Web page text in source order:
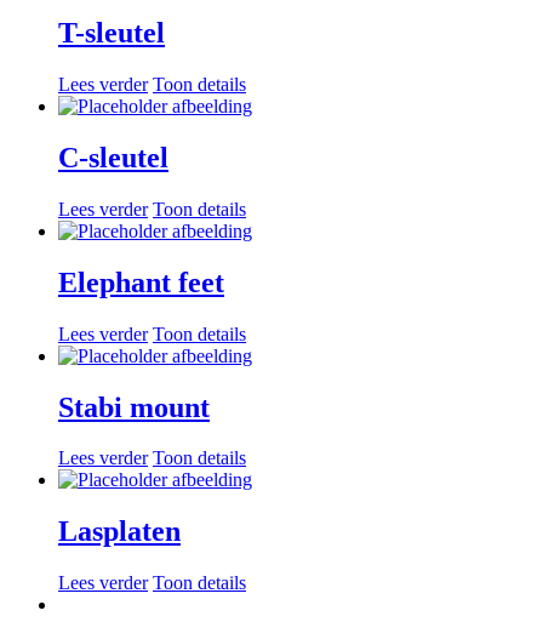
T-sleutel
Lees verder Toon details
C-sleutel
Lees verder Toon details
Elephant feet
Lees verder Toon details
Stabi mount
Lees verder Toon details
Lasplaten
Lees verder Toon details